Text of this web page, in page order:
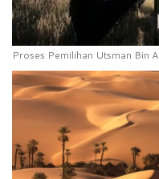
Proses Pemilihan Utsman Bin